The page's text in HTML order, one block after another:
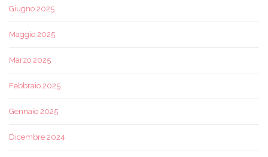
Giugno 2025
Maggio 2025
Marzo 2025
Febbraio 2025
Gennaio 2025
Dicembre 2024